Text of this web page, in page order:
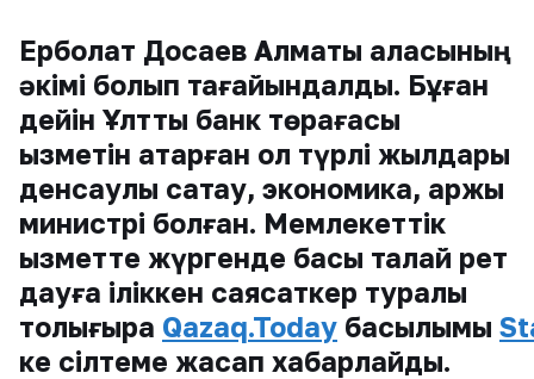
Ерболат Досаев Алматы қаласының
әкімі болып тағайындалды. Бұған
дейін Ұлттық банк төрағасы
қызметін атқарған ол түрлі жылдары
денсаулық сақтау, экономика, қаржы
министрі болған. Мемлекеттік
қызметте жүргенде басы талай рет
дауға іліккен саясаткер туралы
толығырақ Qazaq.Today басылымы
ке сілтеме жасап хабарлайды.